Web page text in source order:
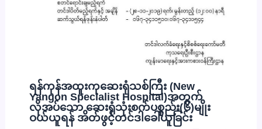
ရန်ကုန်အထူးကုဆေးရုံသစ်ကြီး (New
Yangon Specialist Hospital)အတွက်
လိုအပ်သော ဆေးရုံသုံးစက်ပစ္စည်း(၆)မျိုး
ဝယ်ယူရန် အိတ်ဖွင့်တင်ဒါခေါ်ယူခြင်း